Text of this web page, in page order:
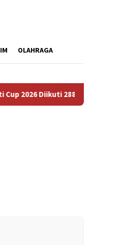
OLAHRAGA
288 Grup, Jadi Ajang